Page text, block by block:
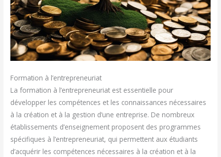
Formation à l’entrepreneuriat
La formation à l’entrepreneuriat est essentielle pour
développer les compétences et les connaissances nécessaires
à la création et à la gestion d’une entreprise. De nombreux
établissements d’enseignement proposent des programmes
spécifiques à l’entrepreneuriat, qui permettent aux étudiants
d’acquérir les compétences nécessaires à la création et à la